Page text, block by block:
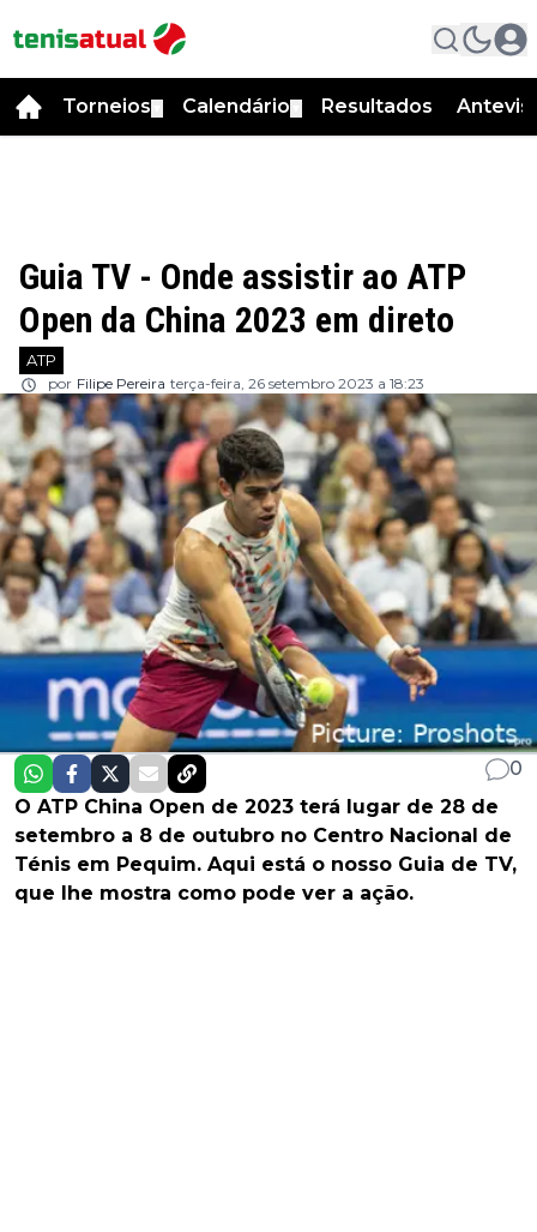
Torneios Calendário Resultados
Guia TV - Onde assistir ao ATP
Open da China 2023 em direto
ATP
por Filipe Pereira terça-feira, 26 setembro 2023 a 18:23
0
O ATP China Open de 2023 terá lugar de 28 de
setembro a 8 de outubro no Centro Nacional de
Ténis em Pequim. Aqui está o nosso Guia de TV,
que lhe mostra como pode ver a ação.